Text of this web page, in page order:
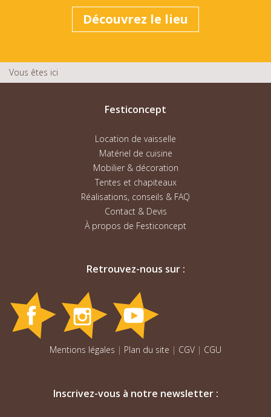
Découvrez le lieu
Vous êtes ici
Festiconcept
Location de vaisselle
Matériel de cuisine
Mobilier & décoration
Tentes et chapiteaux
Réalisations, conseils & FAQ
Contact & Devis
À propos de Festiconcept
Retrouvez-nous sur :
Mentions légales | Plan du site | CGV | CGU
Inscrivez-vous à notre newsletter :